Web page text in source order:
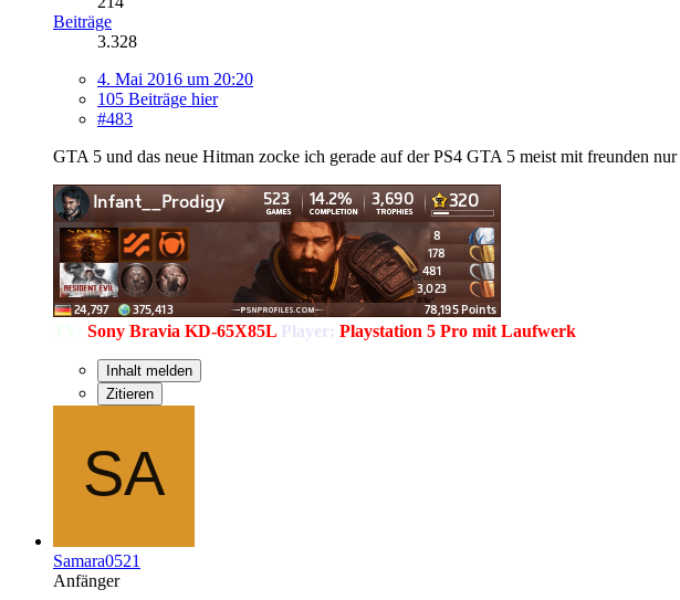
Beiträge
3.328
4. Mai 2016 um 20:20
105 Beiträge hier
#483
GTA 5 und das neue Hitman zocke ich gerade auf der PS4 GTA 5 meist mit freunden
Sony Bravia KD-65X85L Player: Playstation 5 Pro mit Laufwerk
Inhalt melden
Zitieren
Samara0521
Anfänger